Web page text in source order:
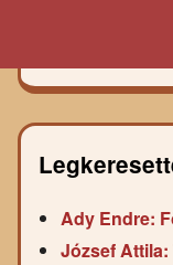
Ady Endre:
József